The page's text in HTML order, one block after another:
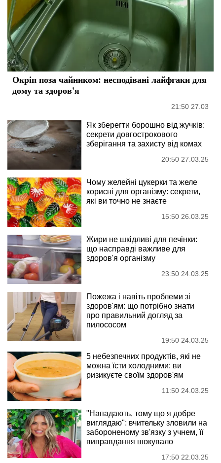
Окріп поза чайником: несподівані лайфгаки для
дому та здоров'я
21:50 27.03
Як зберегти борошно від жучків:
секрети довгострокового
зберігання та захисту від комах
20:50 27.03.25
Чому желейні цукерки та желе
корисні для організму: секрети,
які ви точно не знаєте
15:50 26.03.25
Жири не шкідливі для печінки:
що насправді важливе для
здоров'я організму
23:50 24.03.25
Пожежа і навіть проблеми зі
здоров'ям: що потрібно знати
про правильний догляд за
пилососом
19:50 24.03.25
5 небезпечних продуктів, які не
можна їсти холодними: ви
ризикуєте своїм здоров'ям
11:50 24.03.25
"Нападають, тому що я добре
виглядаю": вчительку зловили на
забороненому зв'язку з учнем, її
виправдання шокувало
17:50 22.03.25